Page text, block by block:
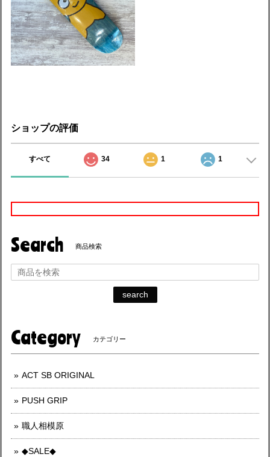
ショップの評価
すべて 34 1 1
Search 商品検索
search
Category カテゴリー
ACT SB ORIGINAL
PUSH GRIP
職人相模原
◆SALE◆